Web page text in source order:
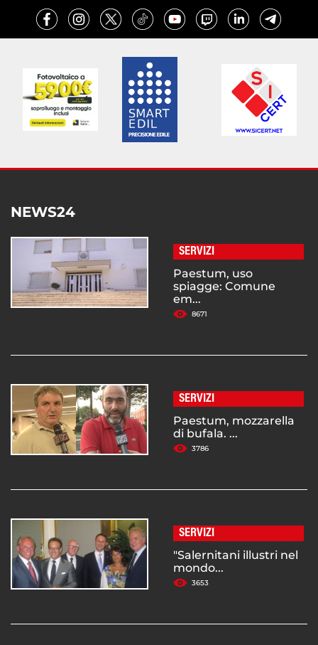
NEWS24
SERVIZI
Paestum, uso
spiagge: Comune
em...
8671
SERVIZI
Paestum, mozzarella
di bufala. ...
3786
SERVIZI
"Salernitani illustri nel
mondo...
3653